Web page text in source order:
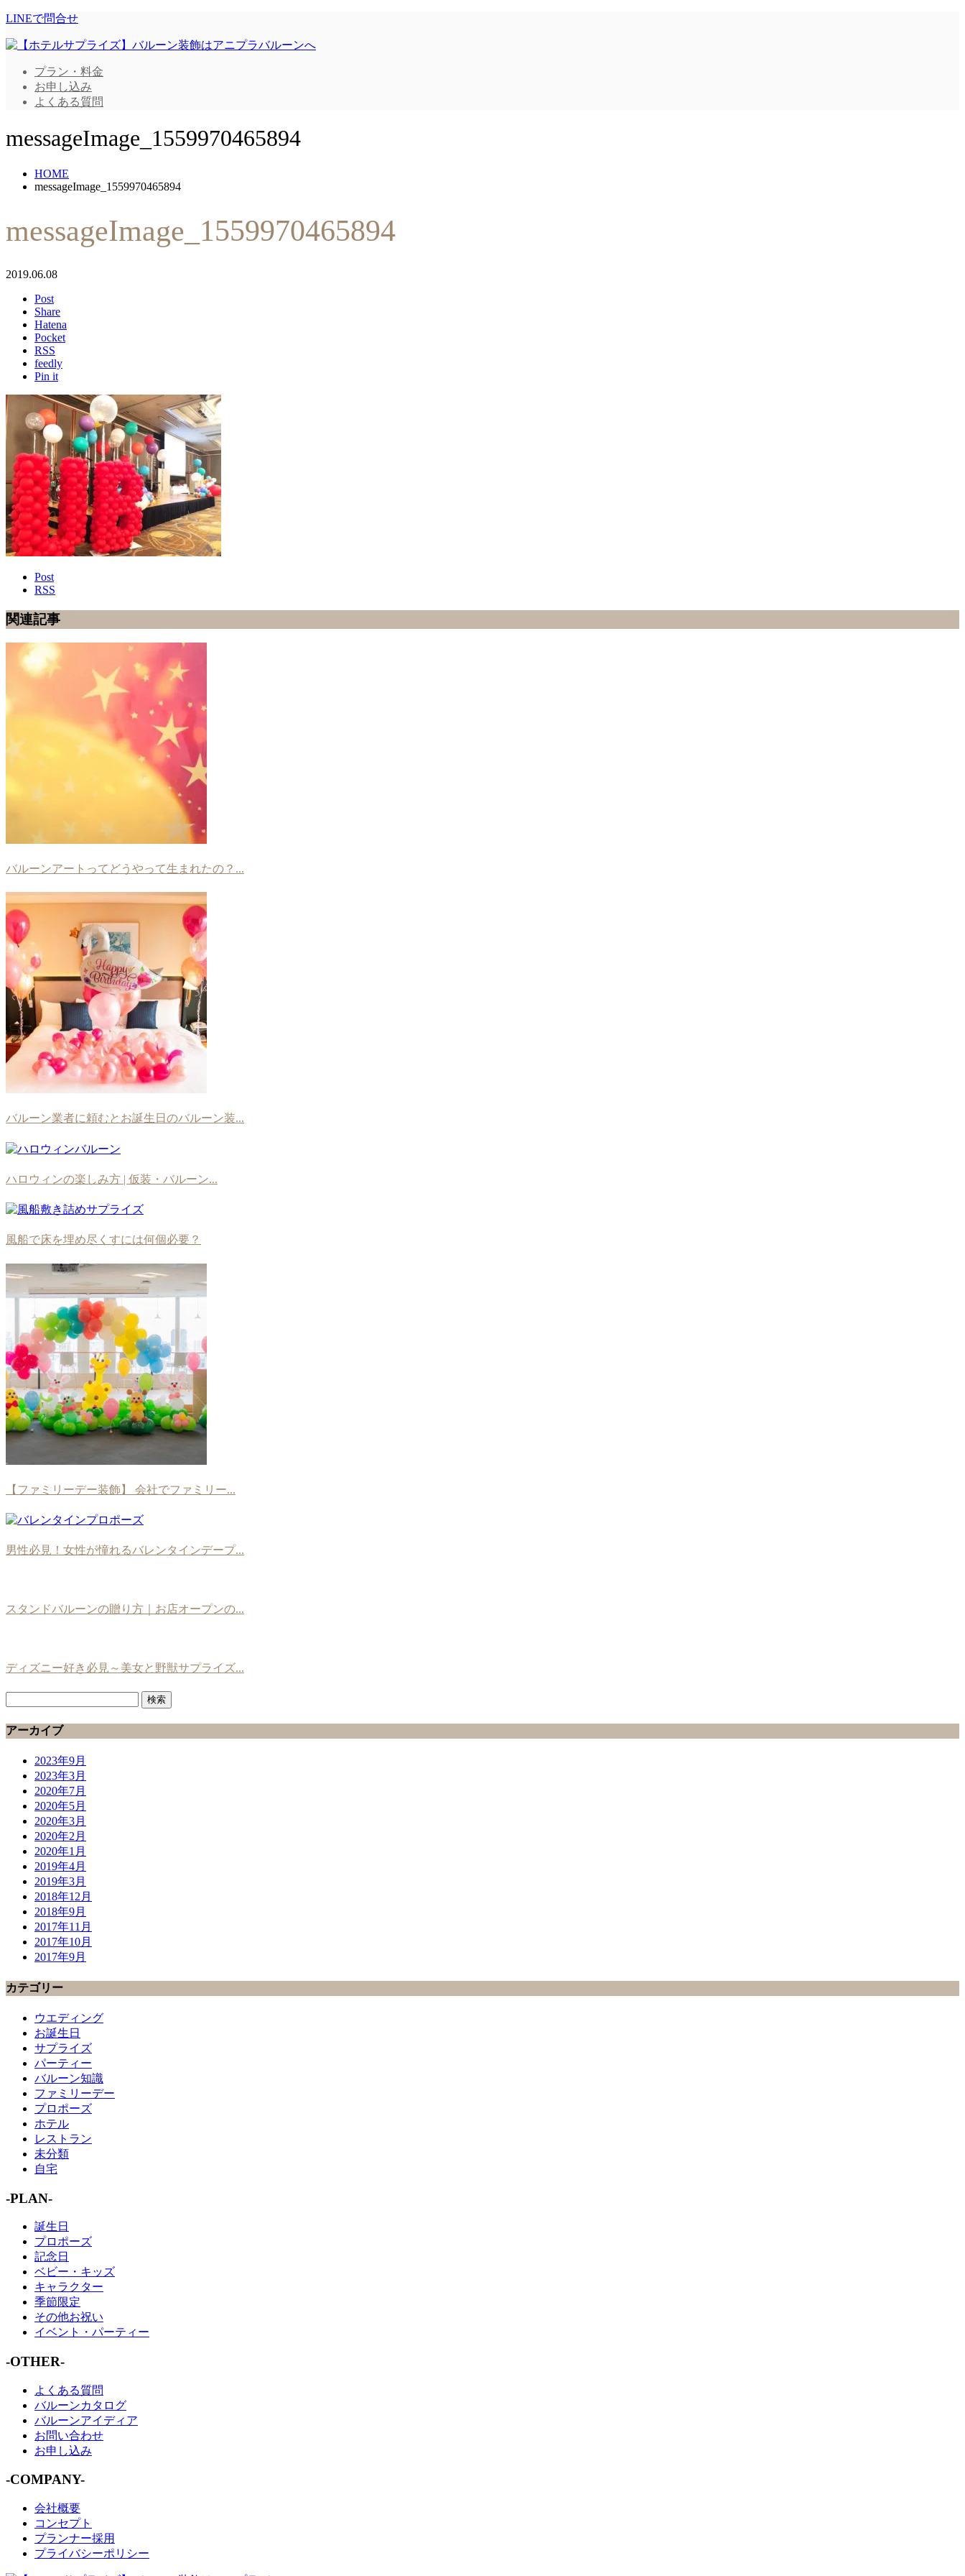
LINEで問合せ
プラン・料金
お申し込み
よくある質問
messageImage_1559970465894
HOME
messageImage_1559970465894
messageImage_1559970465894
2019.06.08
Post
Share
Hatena
Pocket
RSS
feedly
Pin it
Post
RSS
関連記事
バルーンアートってどうやって生まれたの？...
バルーン業者に頼むとお誕生日のバルーン装...
ハロウィンの楽しみ方 | 仮装・バルーン...
風船で床を埋め尽くすには何個必要？
【ファミリーデー装飾】 会社でファミリー...
男性必見！女性が憧れるバレンタインデープ...
スタンドバルーンの贈り方｜お店オープンの...
ディズニー好き必見～美女と野獣サプライズ...
アーカイブ
2023年9月
2023年3月
2020年7月
2020年5月
2020年3月
2020年2月
2020年1月
2019年4月
2019年3月
2018年12月
2018年9月
2017年11月
2017年10月
2017年9月
カテゴリー
ウエディング
お誕生日
サプライズ
パーティー
バルーン知識
ファミリーデー
プロポーズ
ホテル
レストラン
未分類
自宅
-PLAN-
誕生日
プロポーズ
記念日
ベビー・キッズ
キャラクター
季節限定
その他お祝い
イベント・パーティー
-OTHER-
よくある質問
バルーンカタログ
バルーンアイディア
お問い合わせ
お申し込み
-COMPANY-
会社概要
コンセプト
プランナー採用
プライバシーポリシー